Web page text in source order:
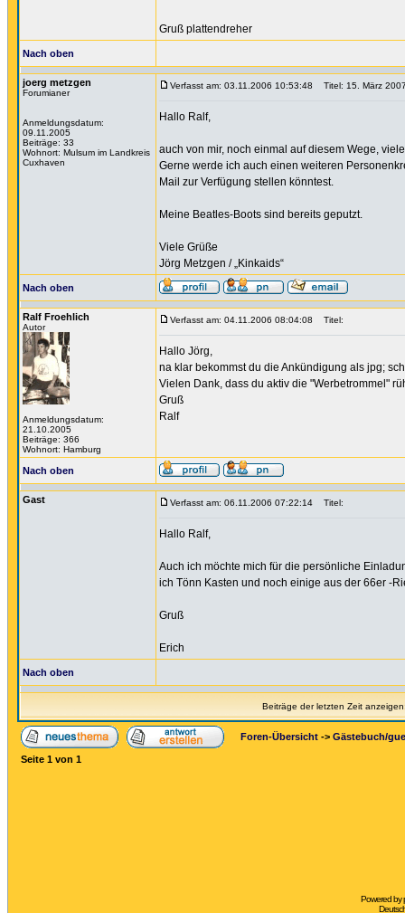
Gruß plattendreher
Nach oben
joerg metzgen
Forumianer
Anmeldungsdatum:
09.11.2005
Beiträge: 33
Wohnort: Mulsum im Landkreis
Cuxhaven
Verfasst am: 03.11.2006 10:53:48 Titel: 15. März
Hallo Ralf,
auch von mir, noch einmal auf diesem Wege,
Gerne werde ich auch einen weiteren
Mail zur Verfügung stellen könntest.
Meine Beatles-Boots sind bereits geputzt.
Viele Grüße
Jörg Metzgen / „Kinkaids“
Nach oben
Ralf Froehlich
Autor
Anmeldungsdatum:
21.10.2005
Beiträge: 366
Wohnort: Hamburg
Verfasst am: 04.11.2006 08:04:08 Titel:
Hallo Jörg,
na klar bekommst du die Ankündigung als jpg;
Vielen Dank, dass du aktiv die "Werbetrommel"
Gruß
Ralf
Nach oben
Gast Verfasst am: 06.11.2006 07:22:14 Titel:
Hallo Ralf,
Auch ich möchte mich für die persönliche
ich Tönn Kasten und noch einige aus der 66er -
Gruß
Erich
Nach oben
Beiträge der letzten Zeit
Foren-Übersicht -> Gästebuch/
Seite 1 von 1
Powered by